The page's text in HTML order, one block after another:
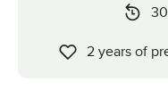
2 years of